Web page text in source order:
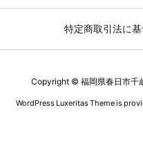
特定商取引法に
Copyright © 福岡県春日市千
WordPress Luxeritas Theme is